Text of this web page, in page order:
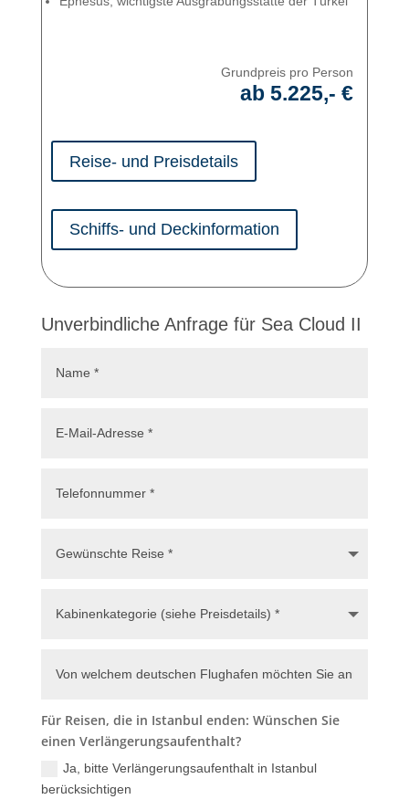
Grundpreis pro Person
ab 5.225,- €
Reise- und Preisdetails
Schiffs- und Deckinformation
Unverbindliche Anfrage für Sea Cloud II
Für Reisen, die in Istanbul enden: Wünschen Sie
einen Verlängerungsaufenthalt?
Ja, bitte Verlängerungsaufenthalt in Istanbul
berücksichtigen